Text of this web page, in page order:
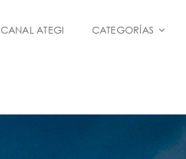
CANAL ATEGI CATEGORÍAS